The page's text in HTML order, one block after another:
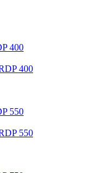
400
550